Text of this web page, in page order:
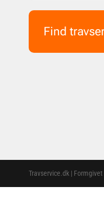
Find
Travservice.dk |